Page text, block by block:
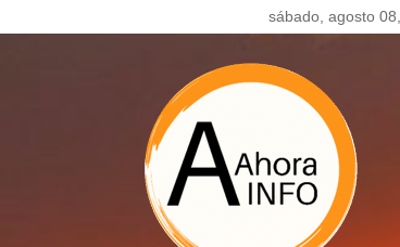
to
sábado, agosto